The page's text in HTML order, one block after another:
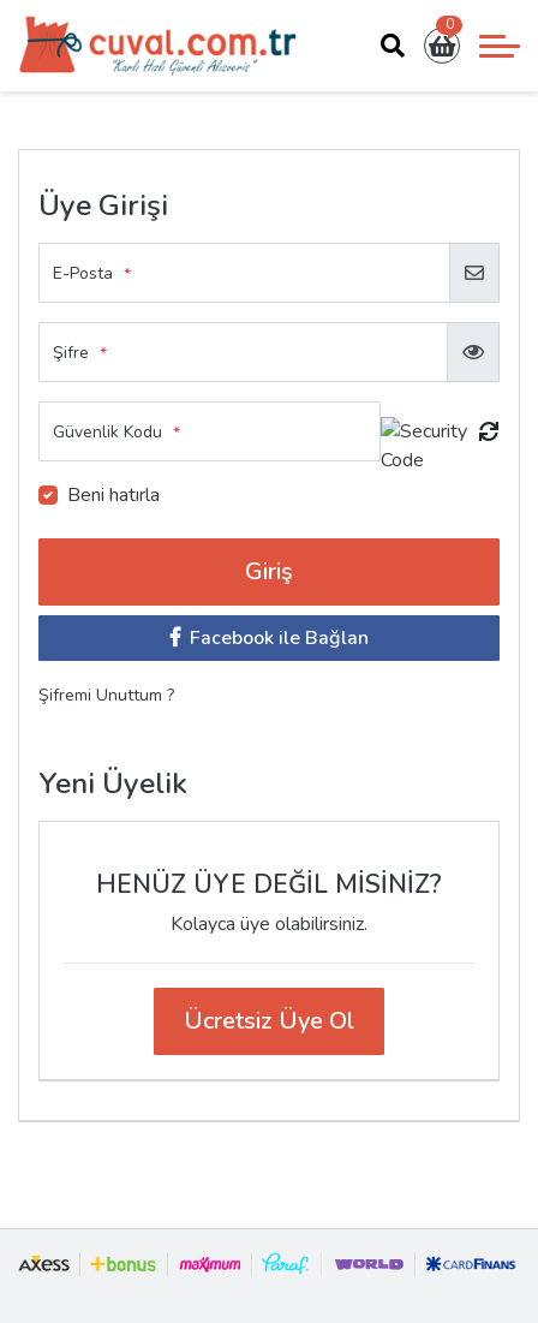
0
Üye Girişi
E-Posta *
Şifre *
Güvenlik Kodu *
Beni hatırla
Facebook ile Bağlan
Şifremi Unuttum ?
Yeni Üyelik
HENÜZ ÜYE DEĞİL MİSİNİZ?
Kolayca üye olabilirsiniz.
Ücretsiz Üye Ol